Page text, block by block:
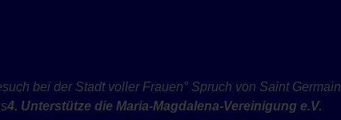
bei der Stadt voller Frauen° Spruch von Saint Germain
4. Unterstütze die Maria-Magdalena-Vereinigung e.V.